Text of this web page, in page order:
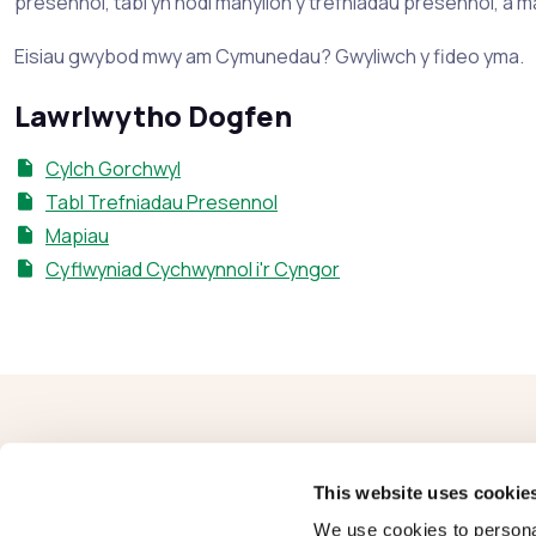
This website uses
We use cookies to
Eisiau gwybod mwy am Cymunedau? Gwyliwch y fideo yma.
Lawrlwytho Dogfen
Cylch Gorchwyl
Tabl Trefniadau Presennol
Mapiau
Cyflwyniad Cychwynnol i'r Cyngor